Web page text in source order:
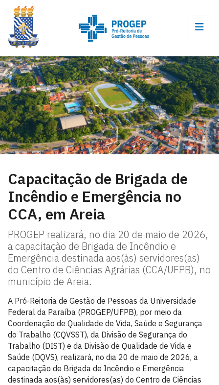
Capacitação de Brigada de
Incêndio e Emergência no
CCA, em Areia
PROGEP realizará, no dia 20 de maio de 2026,
a capacitação de Brigada de Incêndio e
Emergência destinada aos(às) servidores(as)
do Centro de Ciências Agrárias (CCA/UFPB), no
município de Areia.
A Pró-Reitoria de Gestão de Pessoas da Universidade
Federal da Paraíba (PROGEP/UFPB), por meio da
Coordenação de Qualidade de Vida, Saúde e Segurança
do Trabalho (CQVSST), da Divisão de Segurança do
Trabalho (DIST) e da Divisão de Qualidade de Vida e
Saúde (DQVS), realizará, no dia 20 de maio de 2026, a
capacitação de Brigada de Incêndio e Emergência
destinada aos(às) servidores(as) do Centro de Ciências